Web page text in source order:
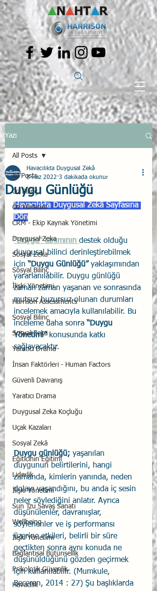
Yazı
All Posts
Öz Bilinç
Öz Yönetim
CRM - Ekip Kaynak Yönetimi
Duygusal Zeka
Sosyal Zeka
Sosyal Bilinç
İlişki Yönetimi
Harrison Assessments
Sosyal Bilinç
Sosyal Zeka
Yaratıcı Drama
İnsan Faktörleri - Human Factors
Güvenli Davranış
Yaratıcı Drama
Duygusal Zeka Koçluğu
Uçak Kazaları
Sosyal Zekâ
Eğiticinin Eğitimi
Liderlik
İlişki Yönetimi
Sun Tzu Savaş Sanatı
Wellbeing
İlişki Yönetimi
Bağlantısal Bütünsellik
Psikolojik Güvenlik
Havacılık
All Posts
Duygu Günlüğü
Havacılıkta Duygusal Zekâ
8 Haz 2022 3 dakikada okunur
Havacılıkta Duygusal Zekâ Sayfasına
Dön
"Duygu" tanımının destek olduğu
duygusal bilinci derinleştirebilmek
için “Duygu Günlüğü” yaklaşımından
yararlanılabilir. Duygu günlüğü
zaman zaman yaşanan ve sonrasında
mutsuz huzursuz olunan durumları
incelemek amacıyla kullanılabilir. Bu
inceleme daha sonra “Duygu
Yönetimi” konusunda katkı
sağlayacaktır.
Duygu günlüğü; yaşanılan
duygunun belirtilerini, hangi
zamanda, kimlerin yanında, neden
dolayı yaşandığını, bu anda iç sesin
neler söylediğini anlatır. Ayrıca
düşünülenler, davranışlar,
söylenenler ve iş performansı
üzerine etkileri, belirli bir süre
geçtikten sonra aynı konuda ne
düşünüldüğünü gözden geçirmek
için kullanılabilir. (Mumkule,
Beceren, 2014 : 27) Şu başlıklarda